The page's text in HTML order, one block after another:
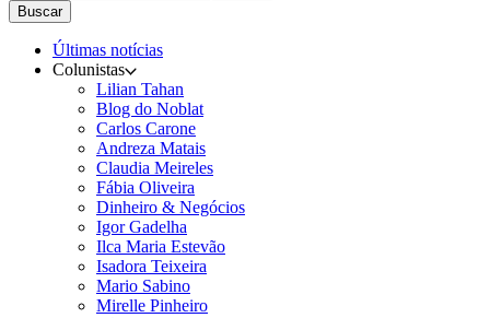
Buscar
Últimas notícias
Colunistas
Lilian Tahan
Blog do Noblat
Carlos Carone
Andreza Matais
Claudia Meireles
Fábia Oliveira
Dinheiro & Negócios
Igor Gadelha
Ilca Maria Estevão
Isadora Teixeira
Mario Sabino
Mirelle Pinheiro